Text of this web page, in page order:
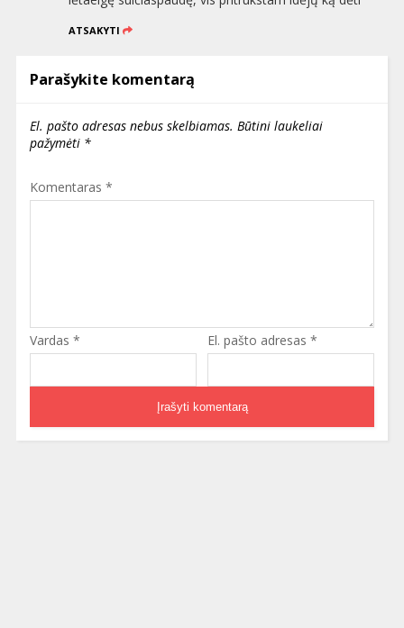
ATSAKYTI
Parašykite komentarą
El. pašto adresas nebus skelbiamas. Būtini laukeliai
pažymėti *
Komentaras *
Vardas * El. pašto adresas *